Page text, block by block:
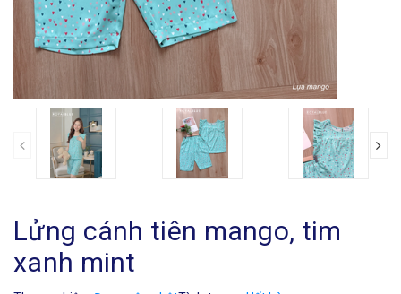
Lửng cánh tiên mango, tim
xanh mint